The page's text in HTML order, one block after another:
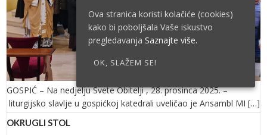
GOSPIĆ – Na nedjelju Svete Obitelji , 28. prosinca 2025. –
liturgijsko slavlje u gospićkoj katedrali uveličao je Ansambl MI […]
OKRUGLI STOL
Ova stranica koristi kolačiće (cookies)
kako bi poboljšala Vaše iskustvo
pregledavanja Saznajte više.
OK, SLAŽEM SE!